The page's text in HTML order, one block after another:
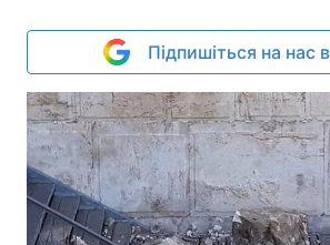
Підпишіться на нас